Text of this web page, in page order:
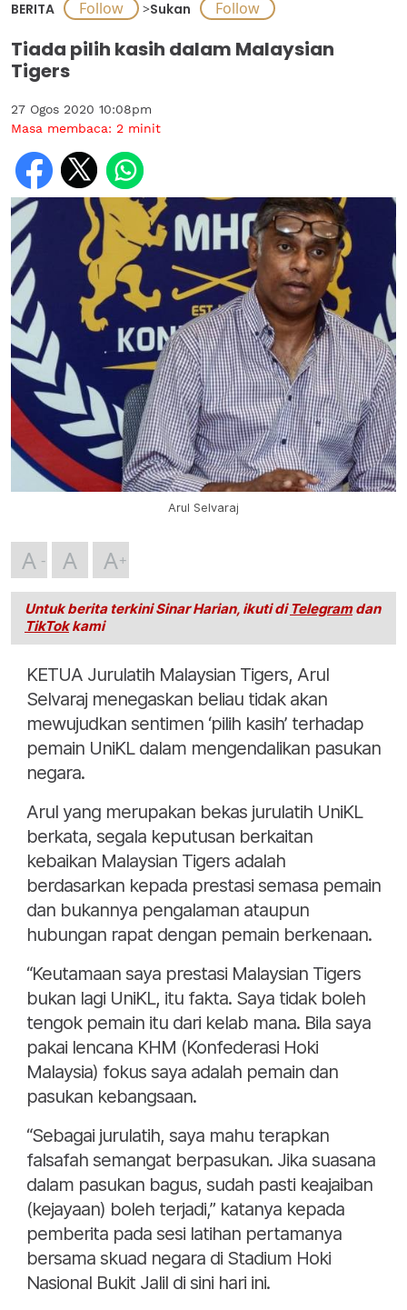
BERITA >Sukan
Tiada pilih kasih dalam Malaysian
Tigers
27 Ogos 2020 10:08pm
Masa membaca: 2 minit
Arul Selvaraj
A A A
Untuk berita terkini Sinar Harian, ikuti di Telegramdan
TikTokkami
KETUA Jurulatih Malaysian Tigers, Arul
Selvaraj menegaskan beliau tidak akan
mewujudkan sentimen ‘pilih kasih’ terhadap
pemain UniKL dalam mengendalikan pasukan
negara.
Arul yang merupakan bekas jurulatih UniKL
berkata, segala keputusan berkaitan
kebaikan Malaysian Tigers adalah
berdasarkan kepada prestasi semasa pemain
dan bukannya pengalaman ataupun
hubungan rapat dengan pemain berkenaan.
“Keutamaan saya prestasi Malaysian Tigers
bukan lagi UniKL, itu fakta. Saya tidak boleh
tengok pemain itu dari kelab mana. Bila saya
pakai lencana KHM (Konfederasi Hoki
Malaysia) fokus saya adalah pemain dan
pasukan kebangsaan.
“Sebagai jurulatih, saya mahu terapkan
falsafah semangat berpasukan. Jika suasana
dalam pasukan bagus, sudah pasti keajaiban
(kejayaan) boleh terjadi,” katanya kepada
pemberita pada sesi latihan pertamanya
bersama skuad negara di Stadium Hoki
Nasional Bukit Jalil di sini hari ini.